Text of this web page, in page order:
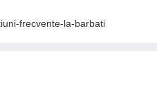
frecvente-la-barbati